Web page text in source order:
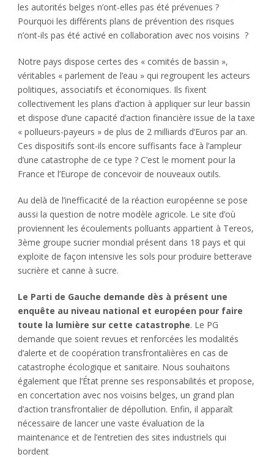
les autorités belges n’ont-elles pas été prévenues ?
Pourquoi les différents plans de prévention des risques
n’ont-ils pas été activé en collaboration avec nos voisins ?
Notre pays dispose certes des « comités de bassin »,
véritables « parlement de l’eau » qui regroupent les acteurs
politiques, associatifs et économiques. Ils fixent
collectivement les plans d’action à appliquer sur leur bassin
et dispose d’une capacité d’action financière issue de la taxe
« pollueurs-payeurs » de plus de 2 milliards d’Euros par an.
Ces dispositifs sont-ils encore suffisants face à l’ampleur
d’une catastrophe de ce type ? C’est le moment pour la
France et l’Europe de concevoir de nouveaux outils.
Au delà de l’inefficacité de la réaction européenne se pose
aussi la question de notre modèle agricole. Le site d’où
proviennent les écoulements polluants appartient à Tereos,
3ème groupe sucrier mondial présent dans 18 pays et qui
exploite de façon intensive les sols pour produire betterave
sucrière et canne à sucre.
Le Parti de Gauche demande dès à présent une
enquête au niveau national et européen pour faire
toute la lumière sur cette catastrophe. Le PG
demande que soient revues et renforcées les modalités
d’alerte et de coopération transfrontalières en cas de
catastrophe écologique et sanitaire. Nous souhaitons
également que l’État prenne ses responsabilités et propose,
en concertation avec nos voisins belges, un grand plan
d’action transfrontalier de dépollution. Enfin, il apparaît
nécessaire de lancer une vaste évaluation de la
maintenance et de l’entretien des sites industriels qui
bordent